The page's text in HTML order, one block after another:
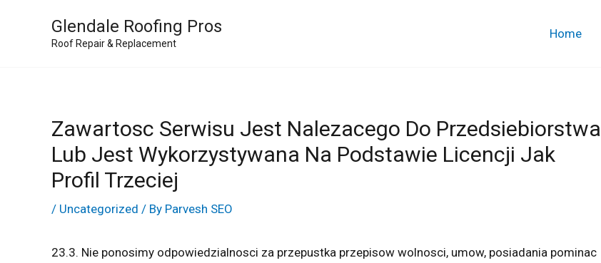
Glendale Roofing Pros
Roof Repair & Replacement
Home
Zawartosc Serwisu Jest Nalezacego Do Przedsiebiorstwa
Lub Jest Wykorzystywana Na Podstawie Licencji Jak
Profil Trzeciej
/ Uncategorized / By Parvesh SEO
23.3. Nie ponosimy odpowiedzialnosci za przepustka przepisow wolnosci, umow, posiadania pominac